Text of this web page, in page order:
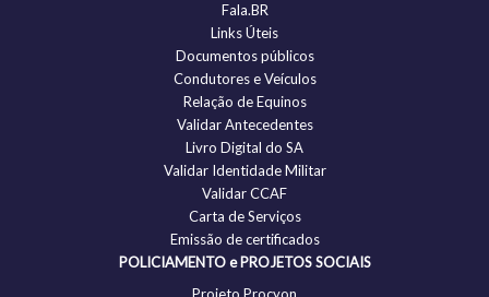
Fala.BR
Links Úteis
Documentos públicos
Condutores e Veículos
Relação de Equinos
Validar Antecedentes
Livro Digital do SA
Validar Identidade Militar
Validar CCAF
Carta de Serviços
Emissão de certificados
POLICIAMENTO e PROJETOS SOCIAIS